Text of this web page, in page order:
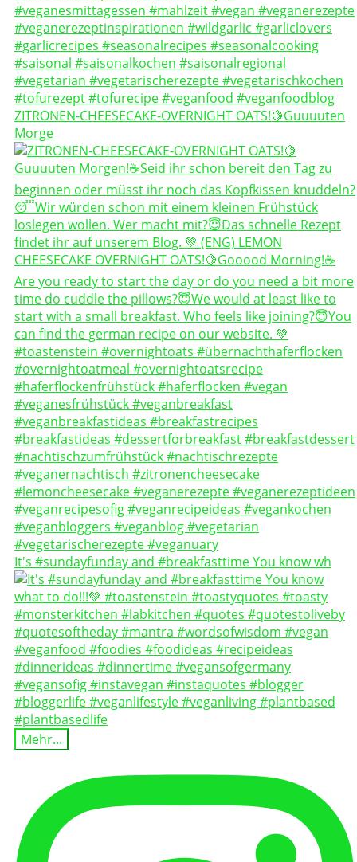
ZITRONEN-CHEESECAKE-OVERNIGHT OATS!🍋Guuuuten
Morge
It's #sundayfunday and #breakfasttime You know wh
Mehr...